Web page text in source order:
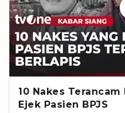
10 Nakes
Ejek Pasien BPJS